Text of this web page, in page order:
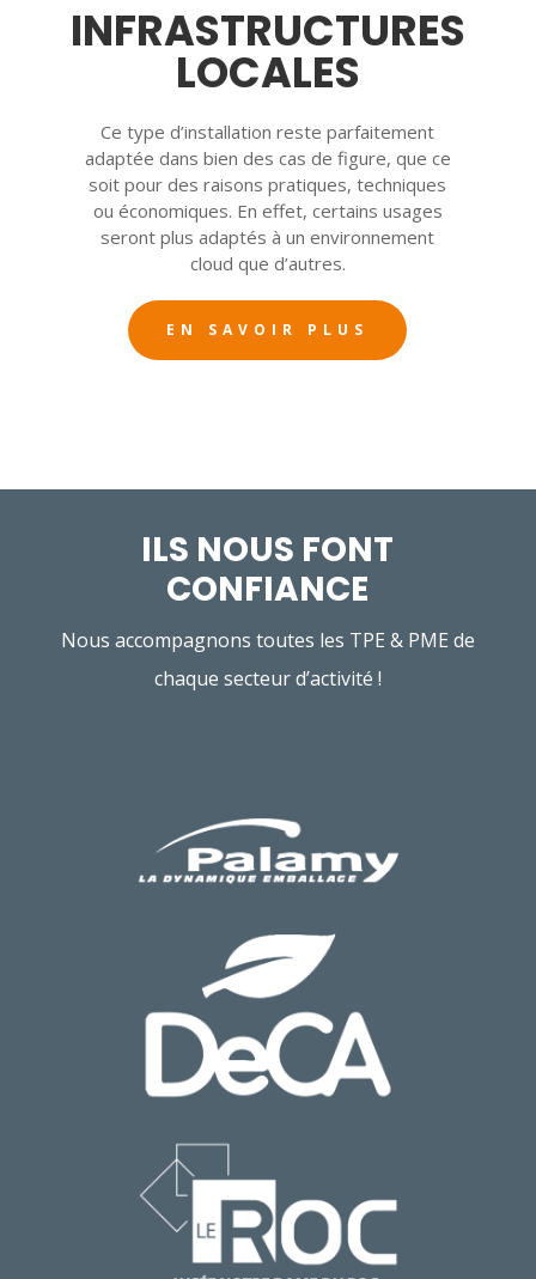
INFRASTRUCTURES
LOCALES
Ce type d’installation reste parfaitement
adaptée dans bien des cas de figure, que ce
soit pour des raisons pratiques, techniques
ou économiques. En effet, certains usages
seront plus adaptés à un environnement
cloud que d’autres.
EN SAVOIR PLUS
ILS NOUS FONT
CONFIANCE
Nous accompagnons toutes les TPE & PME de
chaque secteur d’activité !